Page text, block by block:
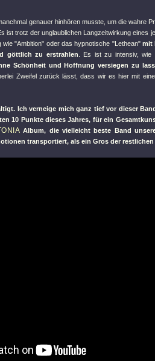
genauer hinhören musste, um die wahre
ist trotz der unglaublichen Langzeitwirkung eines
wie"Ambition" oder das hypnotische "Lethean" mit
göttlich zu erstrahlen . Es ist zu intensiv, wie
Schönheit und Hoffnung versiegen zu
Zweifel zurück lässt, dass wir es hier mit
Ich verneige mich ganz tief vor dieser
10 Punkte dieses Jahres, für ein
Album, die vielleicht beste Band
transportiert, als ein Gros der